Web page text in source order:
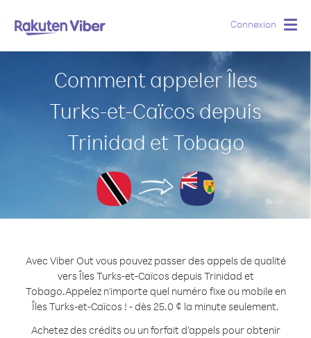
Connexion
Comment appeler Îles
Turks-et-Caïcos depuis
Trinidad et Tobago
Avec Viber Out vous pouvez passer des appels de qualité
vers Îles Turks-et-Caïcos depuis Trinidad et
Tobago.Appelez n'importe quel numéro fixe ou mobile en
Îles Turks-et-Caïcos ! - dès 25.0 ¢ la minute seulement.
Achetez des crédits ou un forfait d’appels pour obtenir